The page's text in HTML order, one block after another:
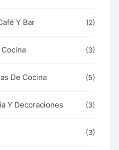
Y Bar (2)
(3)
De Cocina (5)
Y Decoraciones (3)
(3)